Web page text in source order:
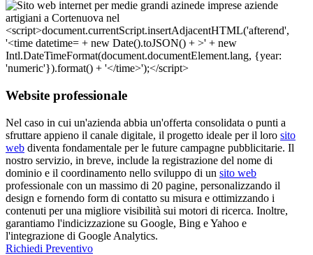
Website professionale
Nel caso in cui un'azienda abbia un'offerta consolidata o punti a
sfruttare appieno il canale digitale, il progetto ideale per il loro sito
web diventa fondamentale per le future campagne pubblicitarie. Il
nostro servizio, in breve, include la registrazione del nome di
dominio e il coordinamento nello sviluppo di un sito web
professionale con un massimo di 20 pagine, personalizzando il
design e fornendo form di contatto su misura e ottimizzando i
contenuti per una migliore visibilità sui motori di ricerca. Inoltre,
garantiamo l'indicizzazione su Google, Bing e Yahoo e
l'integrazione di Google Analytics.
Richiedi Preventivo